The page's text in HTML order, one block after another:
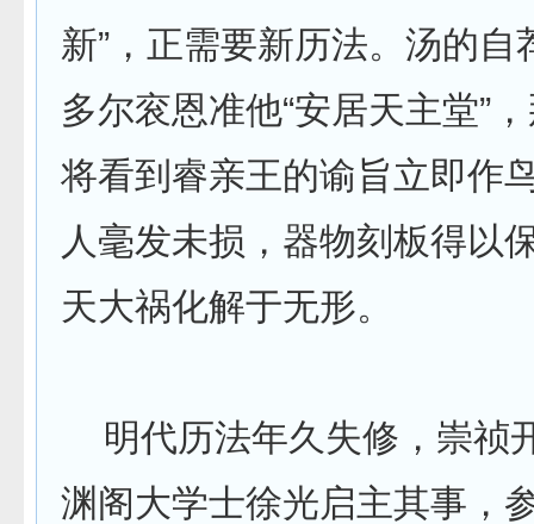
新”，正需要新历法。汤的自
多尔衮恩准他“安居天主堂”
将看到睿亲王的谕旨立即作
人毫发未损，器物刻板得以
天大祸化解于无形。
明代历法年久失修，崇祯
渊阁大学士徐光启主其事，